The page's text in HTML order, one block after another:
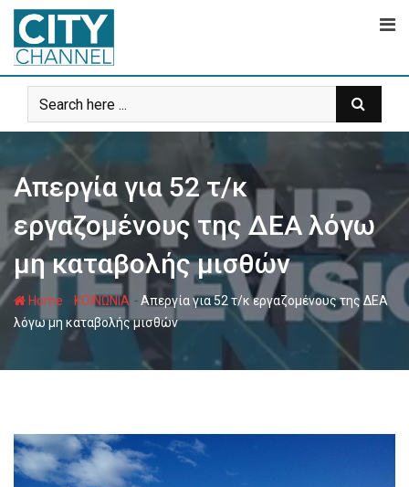
Skip
content
Απεργία για 52 τ/κ
εργαζομένους της ΔΕΑ λόγω
μη καταβολής μισθών
Home - ΚΟΙΝΩΝΙΑ -Απεργία για 52 τ/κ εργαζομένους της ΔΕΑ
λόγω μη καταβολής μισθών